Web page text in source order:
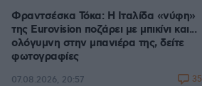
Φραντσέσκα Τόκα: Η Ιταλίδα «νύφη»
της Eurovision ποζάρει με μπικίνι και...
ολόγυμνη στην μπανιέρα της, δείτε
φωτογραφίες
07.08.2026, 20:57 35